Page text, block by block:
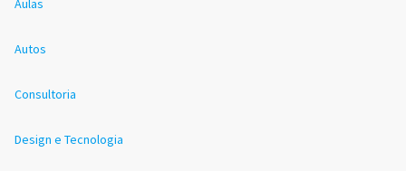
Aulas
Autos
Consultoria
Design e Tecnologia